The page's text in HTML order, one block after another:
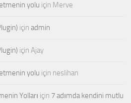
yolu için Merve
için admin
için Ajay
yolu için neslihan
Yolları için 7 adımda kendini mutlu